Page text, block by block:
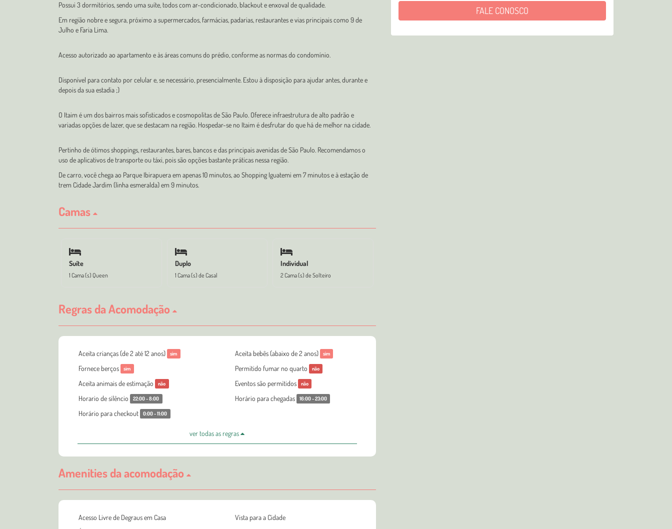
Possui 3 dormitórios, sendo uma suíte, todos com ar-condicionado, blackout e enxoval de qualidade.
Em região nobre e segura, próximo a supermercados, farmácias, padarias, restaurantes e vias principais como 9 de
Julho e Faria Lima.
Acesso autorizado ao apartamento e às áreas comuns do prédio, conforme as normas do condomínio.
Disponível para contato por celular e, se necessário, presencialmente. Estou à disposição para ajudar antes, durante e
depois da sua estadia ;)
O Itaim é um dos bairros mais sofisticados e cosmopolitas de São Paulo. Oferece infraestrutura de alto padrão e
variadas opções de lazer, que se destacam na região. Hospedar-se no Itaim é desfrutar do que há de melhor na cidade.
Pertinho de ótimos shoppings, restaurantes, bares, bancos e das principais avenidas de São Paulo. Recomendamos o
uso de aplicativos de transporte ou táxi, pois são opções bastante práticas nessa região.
De carro, você chega ao Parque Ibirapuera em apenas 10 minutos, ao Shopping Iguatemi em 7 minutos e à estação de
trem Cidade Jardim (linha esmeralda) em 9 minutos.
Camas
Suíte
1 Cama (s) Queen
Duplo
1 Cama (s) de Casal
Individual
2 Cama (s) de Solteiro
Regras da Acomodação
Aceita crianças (de 2 até 12 anos) sim Aceita bebês (abaixo de 2 anos) sim
Fornece berços sim Permitido fumar no quarto não
Aceita animais de estimação não Eventos são permitidos não
Horario de silêncio 22:00 - 8:00 Horário para chegadas 16:00 - 23:00
Horário para checkout 0:00 - 11:00
ver todas as regras
Amenities da acomodação
Acesso Livre de Degraus em Casa
Vista para a Cidade
FALE CONOSCO